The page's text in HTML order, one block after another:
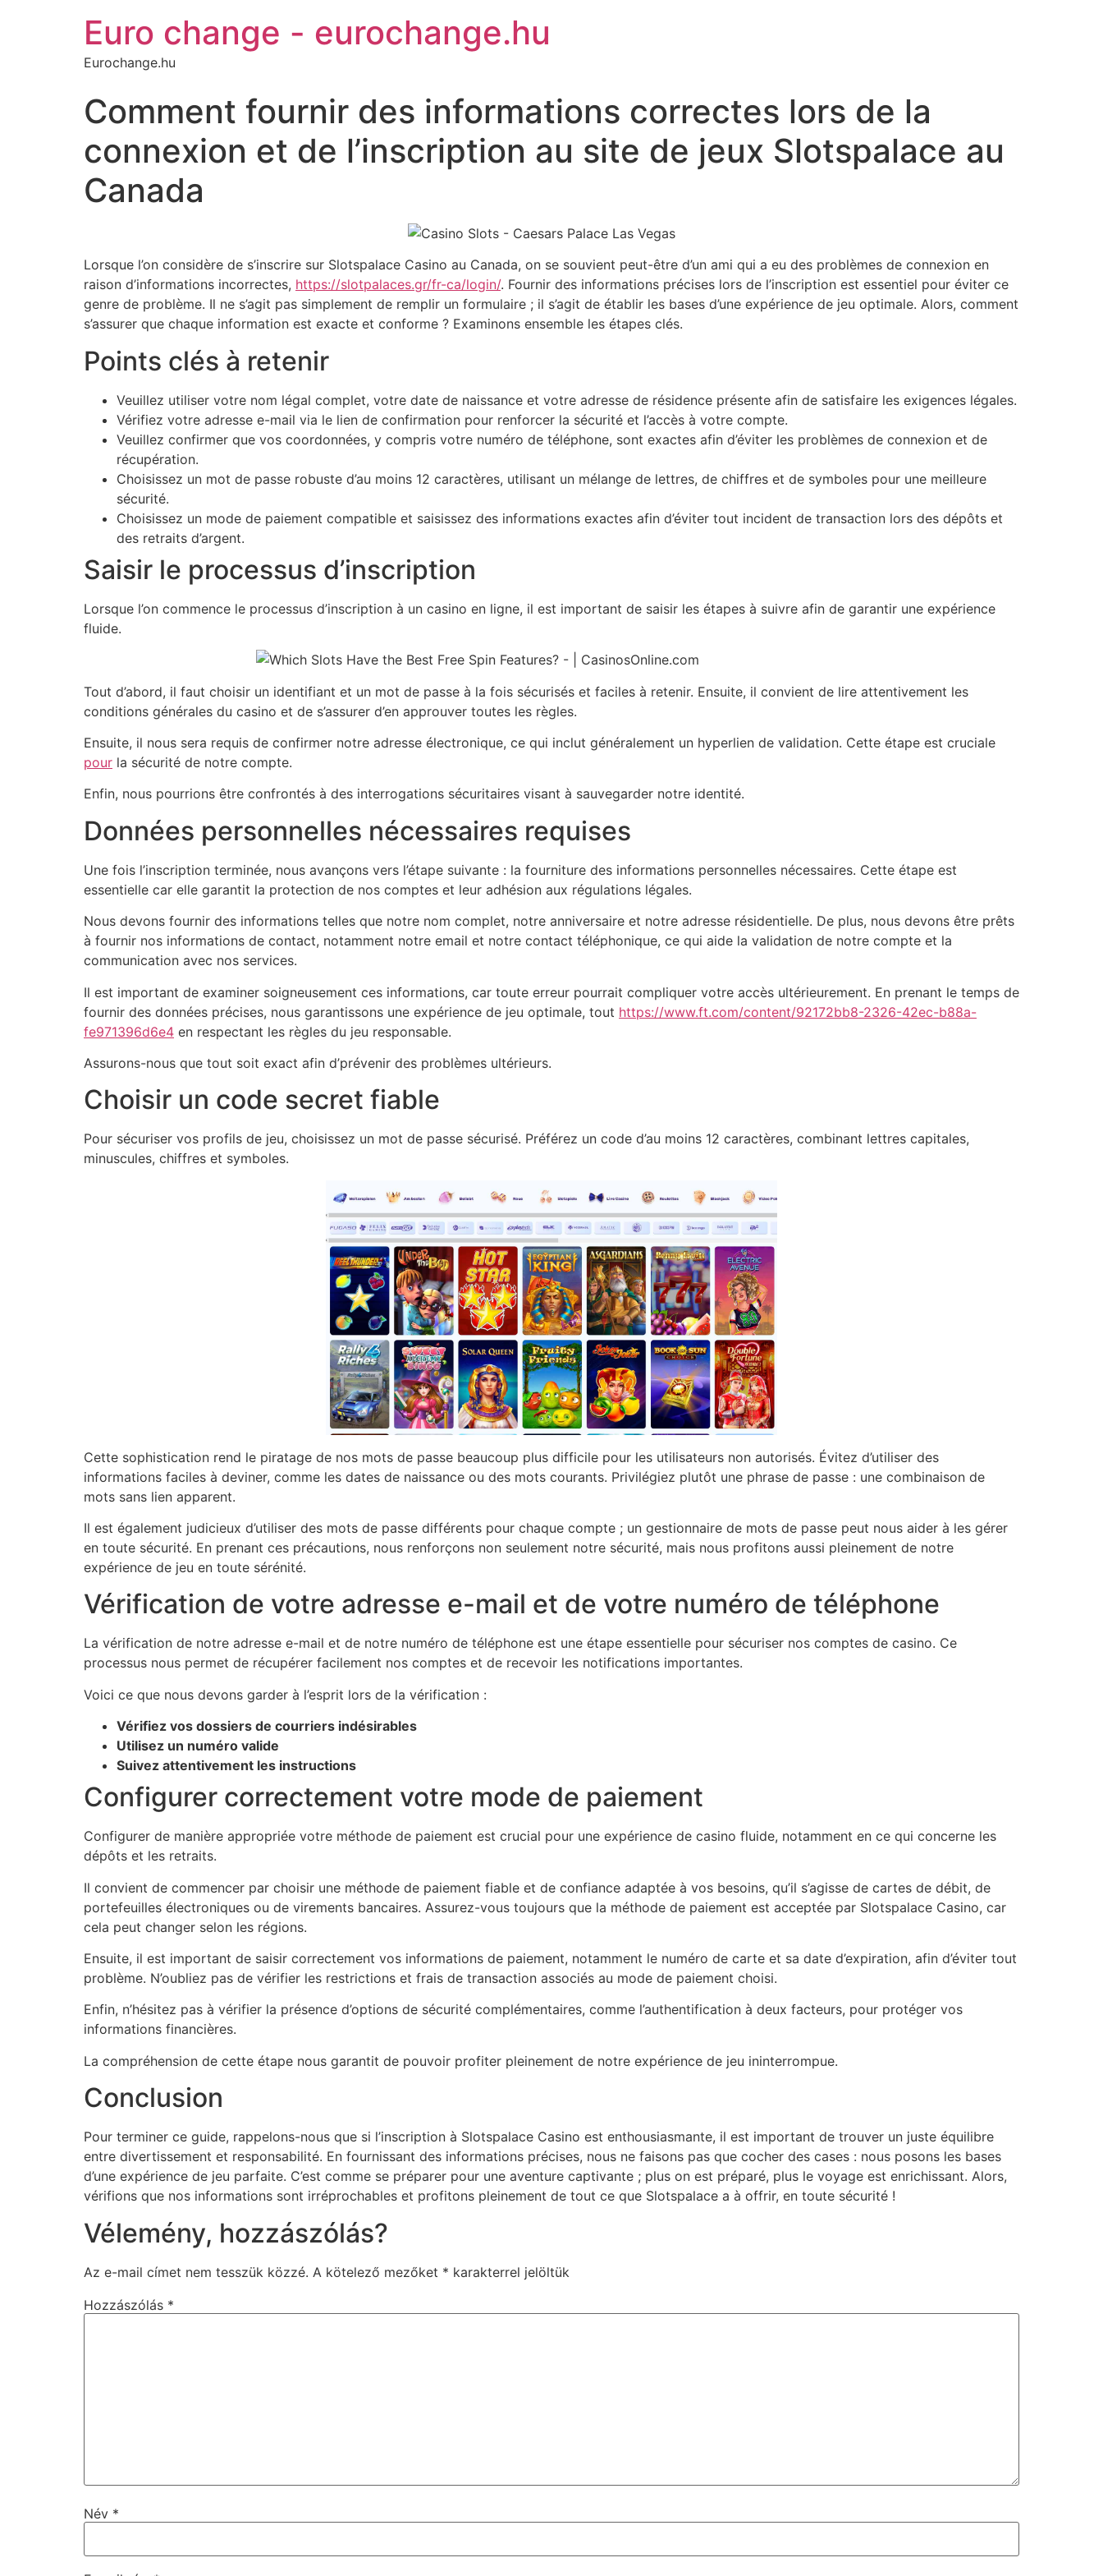
Euro change - eurochange.hu
Eurochange.hu
Comment fournir des informations correctes lors de la
connexion et de l’inscription au site de jeux Slotspalace au
Canada
Lorsque l’on considère de s’inscrire sur Slotspalace Casino au Canada, on se souvient peut-être d’un ami qui a eu des problèmes de connexion en
raison d’informations incorrectes, https://slotpalaces.gr/fr-ca/login/. Fournir des informations précises lors de l’inscription est essentiel pour éviter ce
genre de problème. Il ne s’agit pas simplement de remplir un formulaire ; il s’agit de établir les bases d’une expérience de jeu optimale. Alors, comment
s’assurer que chaque information est exacte et conforme ? Examinons ensemble les étapes clés.
Points clés à retenir
Veuillez utiliser votre nom légal complet, votre date de naissance et votre adresse de résidence présente afin de satisfaire les exigences légales.
Vérifiez votre adresse e-mail via le lien de confirmation pour renforcer la sécurité et l’accès à votre compte.
Veuillez confirmer que vos coordonnées, y compris votre numéro de téléphone, sont exactes afin d’éviter les problèmes de connexion et de
récupération.
Choisissez un mot de passe robuste d’au moins 12 caractères, utilisant un mélange de lettres, de chiffres et de symboles pour une meilleure
sécurité.
Choisissez un mode de paiement compatible et saisissez des informations exactes afin d’éviter tout incident de transaction lors des dépôts et
des retraits d’argent.
Saisir le processus d’inscription
Lorsque l’on commence le processus d’inscription à un casino en ligne, il est important de saisir les étapes à suivre afin de garantir une expérience
fluide.
Tout d’abord, il faut choisir un identifiant et un mot de passe à la fois sécurisés et faciles à retenir. Ensuite, il convient de lire attentivement les
conditions générales du casino et de s’assurer d’en approuver toutes les règles.
Ensuite, il nous sera requis de confirmer notre adresse électronique, ce qui inclut généralement un hyperlien de validation. Cette étape est cruciale
pour la sécurité de notre compte.
Enfin, nous pourrions être confrontés à des interrogations sécuritaires visant à sauvegarder notre identité.
Données personnelles nécessaires requises
Une fois l’inscription terminée, nous avançons vers l’étape suivante : la fourniture des informations personnelles nécessaires. Cette étape est
essentielle car elle garantit la protection de nos comptes et leur adhésion aux régulations légales.
Nous devons fournir des informations telles que notre nom complet, notre anniversaire et notre adresse résidentielle. De plus, nous devons être prêts
à fournir nos informations de contact, notamment notre email et notre contact téléphonique, ce qui aide la validation de notre compte et la
communication avec nos services.
Il est important de examiner soigneusement ces informations, car toute erreur pourrait compliquer votre accès ultérieurement. En prenant le temps de
fournir des données précises, nous garantissons une expérience de jeu optimale, tout https://www.ft.com/content/92172bb8-2326-42ec-b88a-
fe971396d6e4 en respectant les règles du jeu responsable.
Assurons-nous que tout soit exact afin d’prévenir des problèmes ultérieurs.
Choisir un code secret fiable
Pour sécuriser vos profils de jeu, choisissez un mot de passe sécurisé. Préférez un code d’au moins 12 caractères, combinant lettres capitales,
minuscules, chiffres et symboles.
Cette sophistication rend le piratage de nos mots de passe beaucoup plus difficile pour les utilisateurs non autorisés. Évitez d’utiliser des
informations faciles à deviner, comme les dates de naissance ou des mots courants. Privilégiez plutôt une phrase de passe : une combinaison de
mots sans lien apparent.
Il est également judicieux d’utiliser des mots de passe différents pour chaque compte ; un gestionnaire de mots de passe peut nous aider à les gérer
en toute sécurité. En prenant ces précautions, nous renforçons non seulement notre sécurité, mais nous profitons aussi pleinement de notre
expérience de jeu en toute sérénité.
Vérification de votre adresse e-mail et de votre numéro de téléphone
La vérification de notre adresse e-mail et de notre numéro de téléphone est une étape essentielle pour sécuriser nos comptes de casino. Ce
processus nous permet de récupérer facilement nos comptes et de recevoir les notifications importantes.
Voici ce que nous devons garder à l’esprit lors de la vérification :
Vérifiez vos dossiers de courriers indésirables
Utilisez un numéro valide
Suivez attentivement les instructions
Configurer correctement votre mode de paiement
Configurer de manière appropriée votre méthode de paiement est crucial pour une expérience de casino fluide, notamment en ce qui concerne les
dépôts et les retraits.
Il convient de commencer par choisir une méthode de paiement fiable et de confiance adaptée à vos besoins, qu’il s’agisse de cartes de débit, de
portefeuilles électroniques ou de virements bancaires. Assurez-vous toujours que la méthode de paiement est acceptée par Slotspalace Casino, car
cela peut changer selon les régions.
Ensuite, il est important de saisir correctement vos informations de paiement, notamment le numéro de carte et sa date d’expiration, afin d’éviter tout
problème. N’oubliez pas de vérifier les restrictions et frais de transaction associés au mode de paiement choisi.
Enfin, n’hésitez pas à vérifier la présence d’options de sécurité complémentaires, comme l’authentification à deux facteurs, pour protéger vos
informations financières.
La compréhension de cette étape nous garantit de pouvoir profiter pleinement de notre expérience de jeu ininterrompue.
Conclusion
Pour terminer ce guide, rappelons-nous que si l’inscription à Slotspalace Casino est enthousiasmante, il est important de trouver un juste équilibre
entre divertissement et responsabilité. En fournissant des informations précises, nous ne faisons pas que cocher des cases : nous posons les bases
d’une expérience de jeu parfaite. C’est comme se préparer pour une aventure captivante ; plus on est préparé, plus le voyage est enrichissant. Alors,
vérifions que nos informations sont irréprochables et profitons pleinement de tout ce que Slotspalace a à offrir, en toute sécurité !
Vélemény, hozzászólás?
Az e-mail címet nem tesszük közzé. A kötelező mezőket * karakterrel jelöltük
Hozzászólás *
Név *